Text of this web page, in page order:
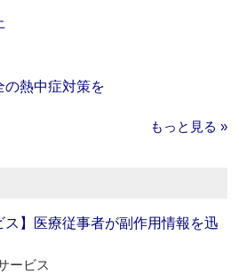
の熱中症対策を
もっと見る »
ス】医療従事者が副作用情報を迅
ービス